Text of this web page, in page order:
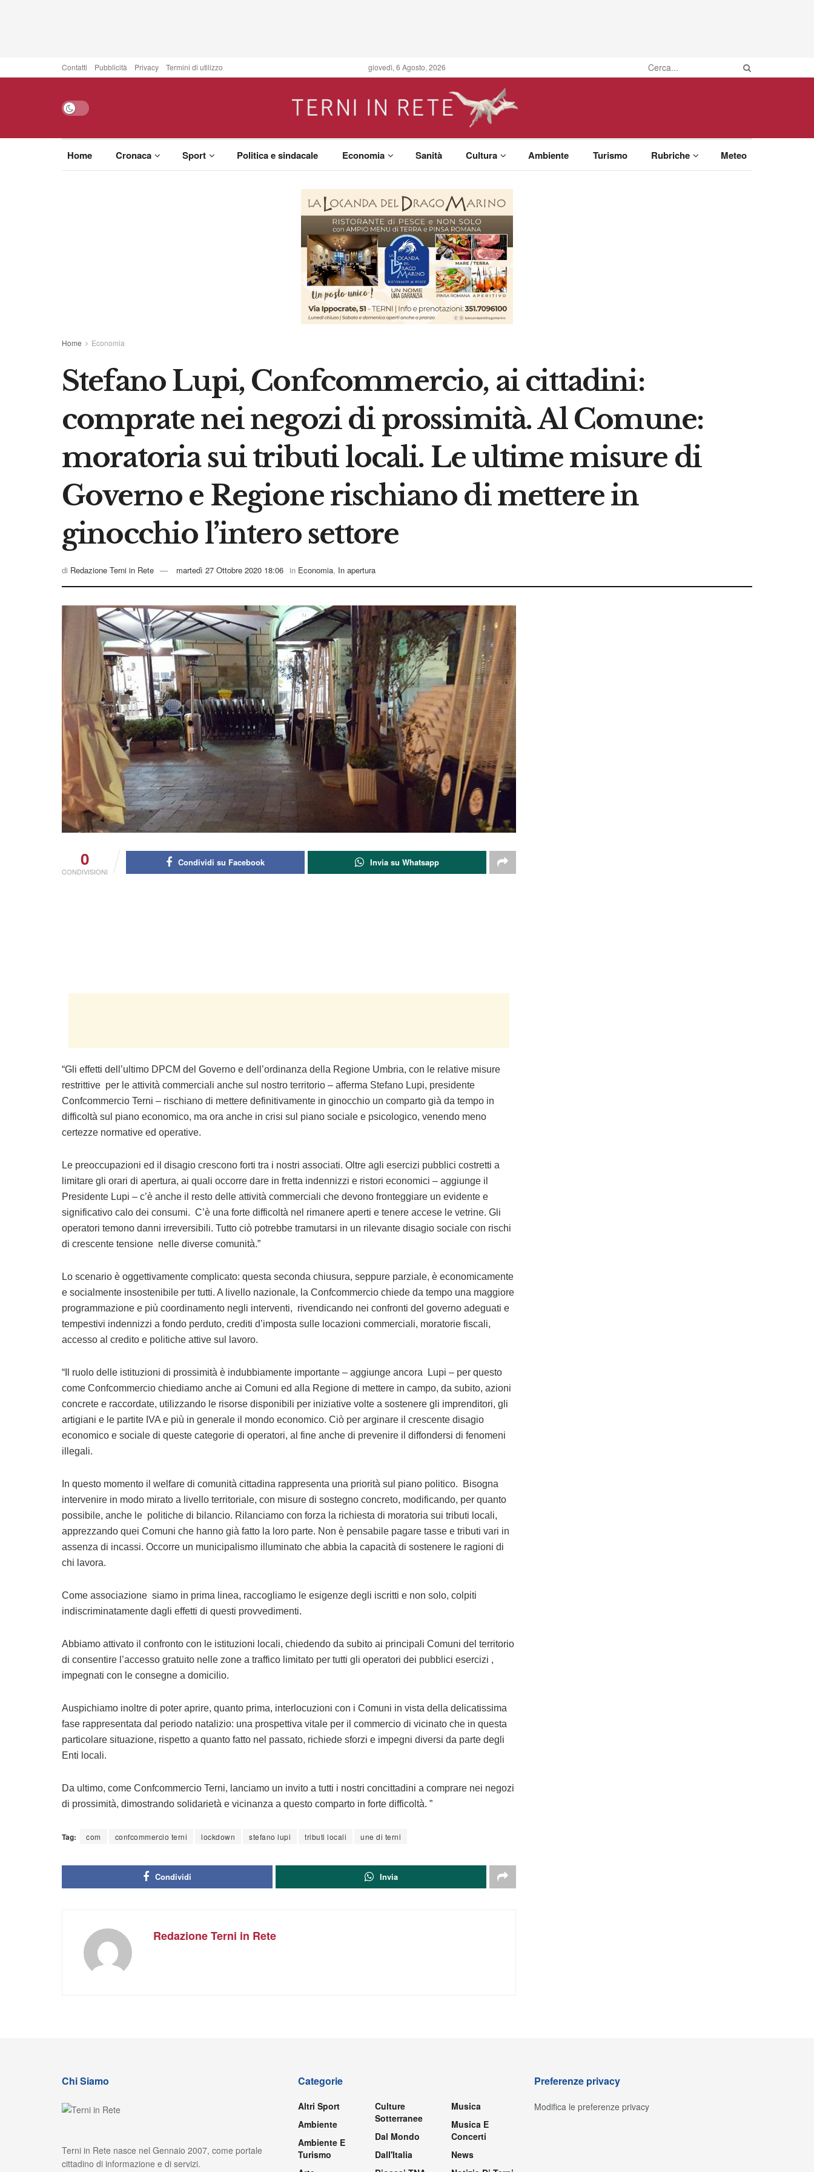
Contatti Pubblicità Privacy Termini di utilizzo giovedì, 6 Agosto, 2026
Home Cronaca Sport Politica e sindacale Economia Sanità Cultura Ambiente Turismo Rubriche Meteo
Home Economia
Stefano Lupi, Confcommercio, ai cittadini:
comprate nei negozi di prossimità. Al Comune:
moratoria sui tributi locali. Le ultime misure di
Governo e Regione rischiano di mettere in
ginocchio l’intero settore
di Redazione Terni in Rete martedì 27 Ottobre 2020 18:06 in Economia, In apertura
0
CONDIVISIONI
Condividi su Facebook Invia su Whatsapp
“Gli effetti dell’ultimo DPCM del Governo e dell’ordinanza della Regione Umbria, con le relative misure
restrittive per le attività commerciali anche sul nostro territorio – afferma Stefano Lupi, presidente
Confcommercio Terni – rischiano di mettere definitivamente in ginocchio un comparto già da tempo in
difficoltà sul piano economico, ma ora anche in crisi sul piano sociale e psicologico, venendo meno
certezze normative ed operative.
Le preoccupazioni ed il disagio crescono forti tra i nostri associati. Oltre agli esercizi pubblici costretti a
limitare gli orari di apertura, ai quali occorre dare in fretta indennizzi e ristori economici – aggiunge il
Presidente Lupi – c’è anche il resto delle attività commerciali che devono fronteggiare un evidente e
significativo calo dei consumi. C’è una forte difficoltà nel rimanere aperti e tenere accese le vetrine. Gli
operatori temono danni irreversibili. Tutto ciò potrebbe tramutarsi in un rilevante disagio sociale con rischi
di crescente tensione nelle diverse comunità.”
Lo scenario è oggettivamente complicato: questa seconda chiusura, seppure parziale, è economicamente
e socialmente insostenibile per tutti. A livello nazionale, la Confcommercio chiede da tempo una maggiore
programmazione e più coordinamento negli interventi, rivendicando nei confronti del governo adeguati e
tempestivi indennizzi a fondo perduto, crediti d’imposta sulle locazioni commerciali, moratorie fiscali,
accesso al credito e politiche attive sul lavoro.
“ Il ruolo delle istituzioni di prossimità è indubbiamente importante – aggiunge ancora Lupi – per questo
come Confcommercio chiediamo anche ai Comuni ed alla Regione di mettere in campo, da subito, azioni
concrete e raccordate, utilizzando le risorse disponibili per iniziative volte a sostenere gli imprenditori, gli
artigiani e le partite IVA e più in generale il mondo economico. Ciò per arginare il crescente disagio
economico e sociale di queste categorie di operatori, al fine anche di prevenire il diffondersi di fenomeni
illegali.
In questo momento il welfare di comunità cittadina rappresenta una priorità sul piano politico. Bisogna
intervenire in modo mirato a livello territoriale, con misure di sostegno concreto, modificando, per quanto
possibile, anche le politiche di bilancio. Rilanciamo con forza la richiesta di moratoria sui tributi locali,
apprezzando quei Comuni che hanno già fatto la loro parte. Non è pensabile pagare tasse e tributi vari in
assenza di incassi. Occorre un municipalismo illuminato che abbia la capacità di sostenere le ragioni di
chi lavora.
Come associazione siamo in prima linea, raccogliamo le esigenze degli iscritti e non solo, colpiti
indiscriminatamente dagli effetti di questi provvedimenti.
Abbiamo attivato il confronto con le istituzioni locali, chiedendo da subito ai principali Comuni del territorio
di consentire l’accesso gratuito nelle zone a traffico limitato per tutti gli operatori dei pubblici esercizi ,
impegnati con le consegne a domicilio.
Auspichiamo inoltre di poter aprire, quanto prima, interlocuzioni con i Comuni in vista della delicatissima
fase rappresentata dal periodo natalizio: una prospettiva vitale per il commercio di vicinato che in questa
particolare situazione, rispetto a quanto fatto nel passato, richiede sforzi e impegni diversi da parte degli
Enti locali.
Da ultimo, come Confcommercio Terni, lanciamo un invito a tutti i nostri concittadini a comprare nei negozi
di prossimità, dimostrando solidarietà e vicinanza a questo comparto in forte difficoltà. ”
Tag: com confcommercio terni lockdown stefano lupi tributi locali une di terni
Condividi Invia
Redazione Terni in Rete
Chi Siamo
Terni in Rete nasce nel Gennaio 2007, come portale
cittadino di informazione e di servizi.
Categorie
Altri Sport
Ambiente
Ambiente E
Turismo
Culture
Sotterranee
Dal Mondo
Dall'Italia
Musica
Musica E
Concerti
News
Preferenze privacy
Modifica le preferenze privacy